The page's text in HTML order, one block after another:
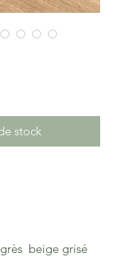
stock
beige grisé